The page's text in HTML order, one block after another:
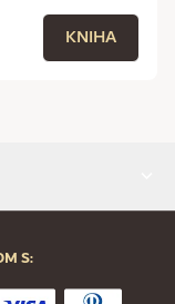
KNIHA
S: